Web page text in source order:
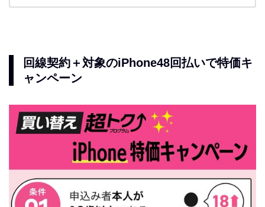
回線契約＋対象のiPhone48回払いで特価キ
ャンペーン